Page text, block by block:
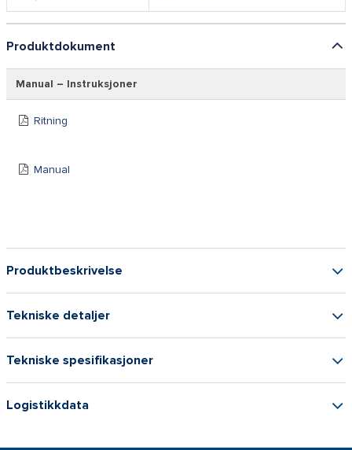
Produktdokument
Manual – Instruksjoner
Ritning
Manual
Produktbeskrivelse
Tekniske detaljer
Tekniske spesifikasjoner
Logistikkdata